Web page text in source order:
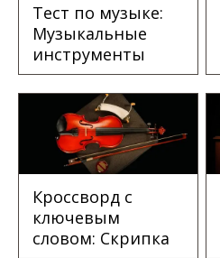
Тест по музыке:
Музыкальные
инструменты
Кроссворд с
ключевым
словом: Скрипка